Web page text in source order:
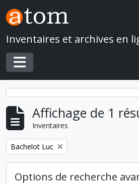
Skip to main content
Inventaires et archives en
Toggle navigation
Affichage de 1
Inventaires
Remove filter:
Bachelot Luc
Options de recherche